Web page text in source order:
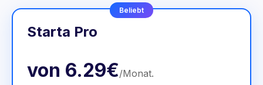
Beliebt
Starta Pro
von 6.29€/Monat.